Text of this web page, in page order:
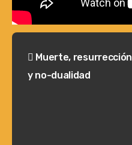
de
Muerte, resurrección
y no-dualidad